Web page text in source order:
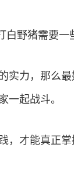
白野猪需要一
实力，那么
一起战斗。
，才能真正